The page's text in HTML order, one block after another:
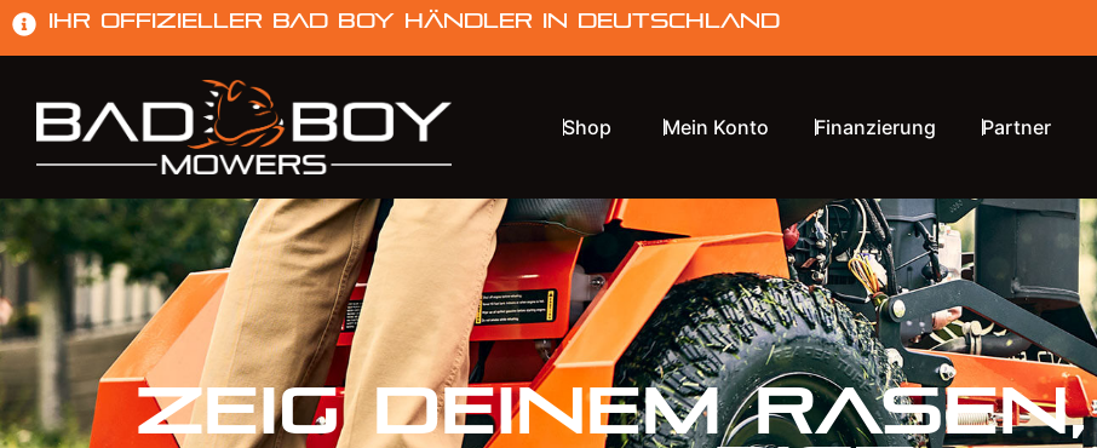
Ihr offizieller Bad Boy Händler in Deutschland
Shop Mein Konto Finanzierung Partner
ZEIG DEINEM RASEN,